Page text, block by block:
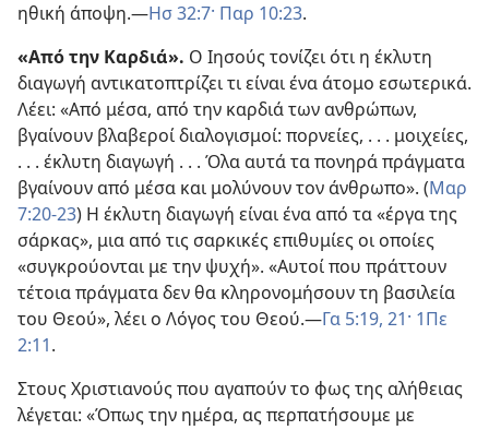
ηθική άποψη.—Ησ 32:7· Παρ 10:23.
«Από την Καρδιά». Ο Ιησούς τονίζει ότι η έκλυτη
διαγωγή αντικατοπτρίζει τι είναι ένα άτομο εσωτερικά.
Λέει: «Από μέσα, από την καρδιά των ανθρώπων,
βγαίνουν βλαβεροί διαλογισμοί: πορνείες, . . . μοιχείες,
. . . έκλυτη διαγωγή . . . Όλα αυτά τα πονηρά πράγματα
βγαίνουν από μέσα και μολύνουν τον άνθρωπο». (Μαρ
7:20-23) Η έκλυτη διαγωγή είναι ένα από τα «έργα της
σάρκας», μια από τις σαρκικές επιθυμίες οι οποίες
«συγκρούονται με την ψυχή». «Αυτοί που πράττουν
τέτοια πράγματα δεν θα κληρονομήσουν τη βασιλεία
του Θεού», λέει ο Λόγος του Θεού.—Γα 5:19, 21· 1Πε
2:11.
Στους Χριστιανούς που αγαπούν το φως της αλήθειας
λέγεται: «Όπως την ημέρα, ας περπατήσουμε με